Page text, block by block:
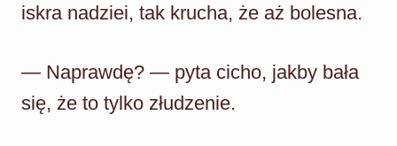
iskra nadziei, tak krucha, że aż bolesna.
— Naprawdę? — pyta cicho, jakby bała
się, że to tylko złudzenie.